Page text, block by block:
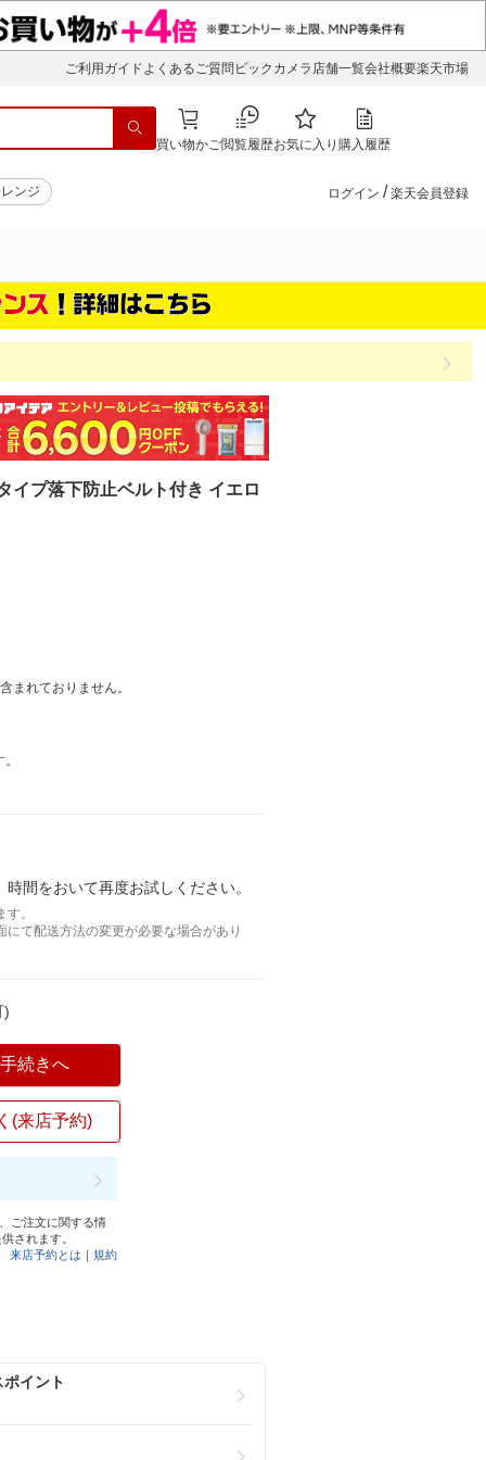
ご利用ガイド よくあるご質問 ビックカメラ店舗一覧会社概要楽天市場
買い物かご閲覧履歴お気に入り 購入履歴
ンジ ログイン / 楽天会員登録
プ落下防止ベルト付き イエロ
まれておりません。
間をおいて再度お試しください。
。
て配送方法の変更が必要な場合があり
)
続きへ
(来店予約)
ご注文に関する情
されます。
来店予約とは ｜規約
イント